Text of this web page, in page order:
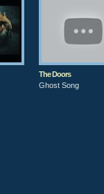
The Doors
Ghost Song